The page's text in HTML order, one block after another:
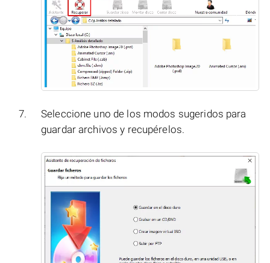
Seleccione uno de los modos sugeridos para
guardar archivos y recupérelos.